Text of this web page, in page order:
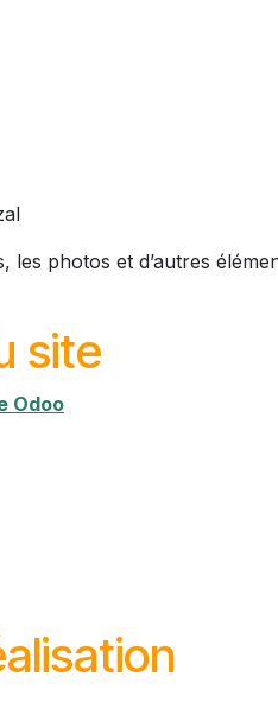
les photos et d’autres
site
Odoo